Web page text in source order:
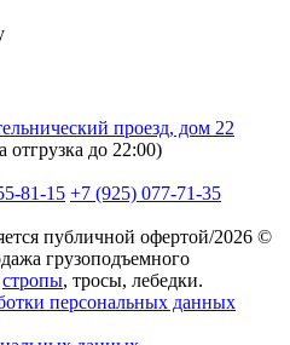
проезд, дом 22
до 22:00)
81-15 +7 (925) 077-71-35
публичной офертой/2026 ©
грузоподъемного
стропы, тросы, лебедки.
персональных данных